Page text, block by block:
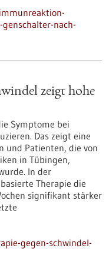
nach-
zeigt hohe
Symptome bei
Das zeigt eine
und Patienten, die von
in Tübingen,
In der
Therapie die
signifikant stärker
gegen-schwindel-